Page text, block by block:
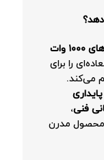
وات
را برای
می‌کند.
فنی،
محصول مدرن